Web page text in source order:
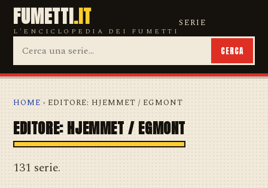
FUMETTI.IT
L'ENCICLOPEDIA DEI FUMETTI
SERIE
CERCA
HOME › EDITORE: HJEMMET / EGMONT
EDITORE: HJEMMET / EGMONT
131 serie.